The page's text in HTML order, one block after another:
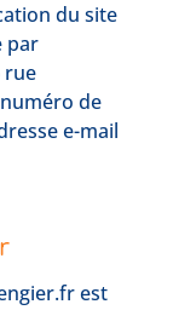
du site
par
rue
de
e-mail
est